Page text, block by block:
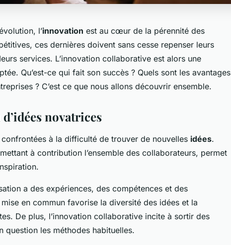
l’innovation est au cœur de la pérennité des
ces dernières doivent sans cesse repenser leurs
services. L’innovation collaborative est alors une
Qu’est-ce qui fait son succès ? Quels sont les avantages
? C’est ce que nous allons découvrir ensemble.
novatrices
à la difficulté de trouver de nouvelles idées.
à contribution l’ensemble des collaborateurs, permet
a des expériences, des compétences et des
en commun favorise la diversité des idées et la
De plus, l’innovation collaborative incite à sortir des
question les méthodes habituelles.